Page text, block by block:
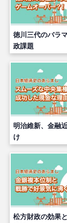
徳川三代のバラ
政課題
明治維新、金融
け
松方財政の効果